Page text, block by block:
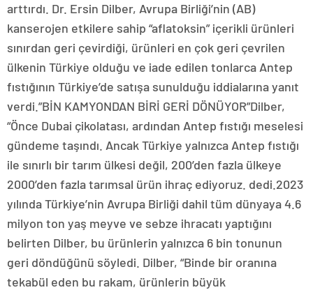
arttırdı. Dr. Ersin Dilber, Avrupa Birliği’nin (AB)
kanserojen etkilere sahip “aflatoksin” içerikli ürünleri
sınırdan geri çevirdiği, ürünleri en çok geri çevrilen
ülkenin Türkiye olduğu ve iade edilen tonlarca Antep
fıstığının Türkiye’de satışa sunulduğu iddialarına yanıt
verdi.”BİN KAMYONDAN BİRİ GERİ DÖNÜYOR”Dilber,
“Önce Dubai çikolatası, ardından Antep fıstığı meselesi
gündeme taşındı. Ancak Türkiye yalnızca Antep fıstığı
ile sınırlı bir tarım ülkesi değil, 200’den fazla ülkeye
2000’den fazla tarımsal ürün ihraç ediyoruz. dedi.2023
yılında Türkiye’nin Avrupa Birliği dahil tüm dünyaya 4.6
milyon ton yaş meyve ve sebze ihracatı yaptığını
belirten Dilber, bu ürünlerin yalnızca 6 bin tonunun
geri döndüğünü söyledi. Dilber, “Binde bir oranına
tekabül eden bu rakam, ürünlerin büyük